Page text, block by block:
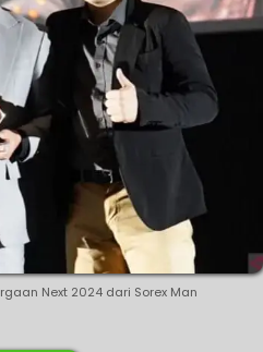
Next 2024 dari Sorex Man